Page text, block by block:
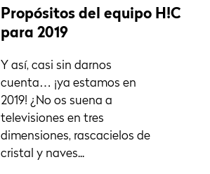
Propósitos del equipo H!C
para 2019
Y así, casi sin darnos
cuenta… ¡ya estamos en
2019! ¿No os suena a
televisiones en tres
dimensiones, rascacielos de
cristal y naves...